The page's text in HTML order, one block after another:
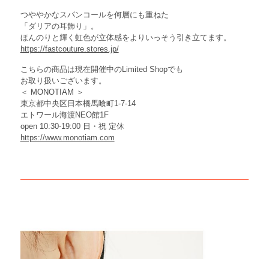
つややかなスパンコールを何層にも重ねた
「ダリアの耳飾り」。
ほんのりと輝く虹色が立体感をよりいっそう引き立てます。
https://fastcouture.stores.jp/
こちらの商品は現在開催中のLimited Shopでも
お取り扱いございます。
＜ MONOTIAM ＞
東京都中央区日本橋馬喰町1-7-14
エトワール海渡NEO館1F
open 10:30-19:00 日・祝 定休
https://www.monotiam.com